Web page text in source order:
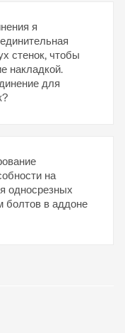
я
стенок, чтобы
накладкой.
для
на
односрезных
болтов в аддоне